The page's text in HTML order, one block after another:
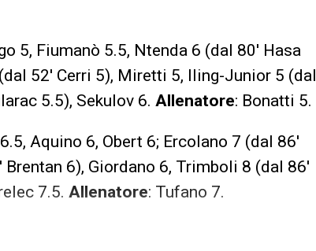
5, Fiumanò 5.5, Ntenda 6 (dal 80′ Hasa
52′ Cerri 5), Miretti 5, Iling-Junior 5 (dal
5.5), Sekulov 6. Allenatore: Bonatti 5.
Aquino 6, Obert 6; Ercolano 7 (dal 86′
6), Giordano 6, Trimboli 8 (dal 86′
7.5. Allenatore: Tufano 7.